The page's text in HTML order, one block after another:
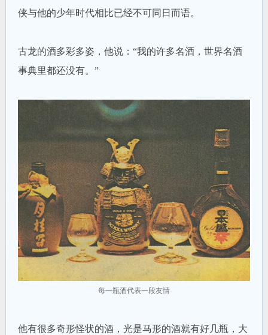
侠与他的少年时代相比已经不可同日而语。
古龙的酒多彩多姿，他说：“我的许多名酒，世界名酒
事典里都还没有。”
每一瓶酒代表一段友情
他有很多奇形怪状的酒，光是马形的酒就有好几瓶，大